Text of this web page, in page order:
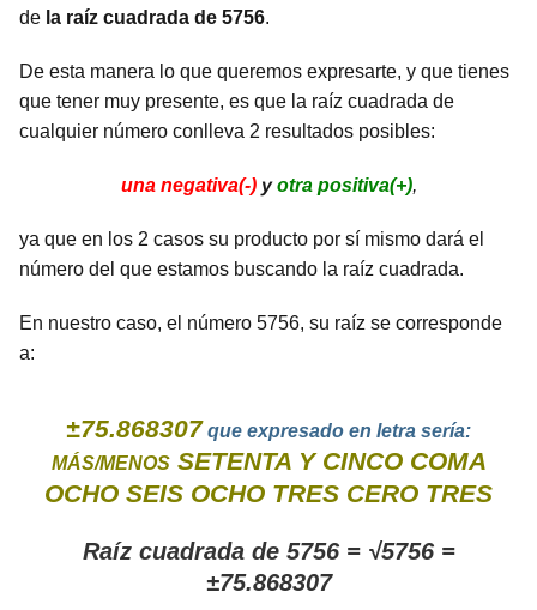
de la raíz cuadrada de 5756.
De esta manera lo que queremos expresarte, y que tienes
que tener muy presente, es que la raíz cuadrada de
cualquier número conlleva 2 resultados posibles:
una negativa(-)yotra positiva(+),
ya que en los 2 casos su producto por sí mismo dará el
número del que estamos buscando la raíz cuadrada.
En nuestro caso, el número 5756, su raíz se corresponde
a:
±75.868307 que expresado en letra sería:
MÁS/MENOS SETENTA Y CINCO COMA
OCHO SEIS OCHO TRES CERO TRES
Raíz cuadrada de 5756 = √5756 =
±75.868307